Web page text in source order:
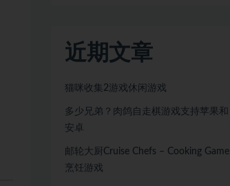
近期文章
猫咪收集2游戏休闲游戏
多少兄弟？肉鸽自走棋游戏支持苹果和
安卓
邮轮大厨Cruise Chefs – Cooking Game
烹饪游戏